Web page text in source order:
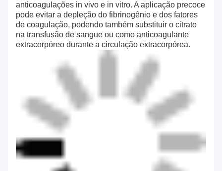
anticoagulações in vivo e in vitro. A aplicação precoce
pode evitar a depleção do fibrinogênio e dos fatores
de coagulação, podendo também substituir o citrato
na transfusão de sangue ou como anticoagulante
extracorpóreo durante a circulação extracorpórea.